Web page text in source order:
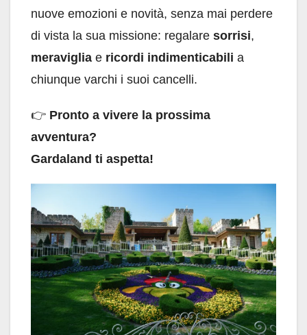
nuove emozioni e novità, senza mai perdere
di vista la sua missione: regalare sorrisi,
meraviglia e ricordi indimenticabili a
chiunque varchi i suoi cancelli.
👉 Pronto a vivere la prossima
avventura?
Gardaland ti aspetta!